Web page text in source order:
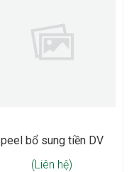
peel bổ sung tiền DV
(Liên hệ)